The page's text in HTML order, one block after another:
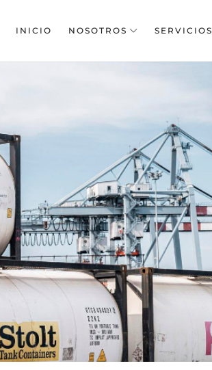
INICIO NOSOTROS SERVICIOS